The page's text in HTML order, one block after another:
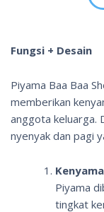
Fungsi + Desain
Piyama Baa Baa
memberikan
anggota keluarga.
nyenyak dan pagi
Piyama
tingkat